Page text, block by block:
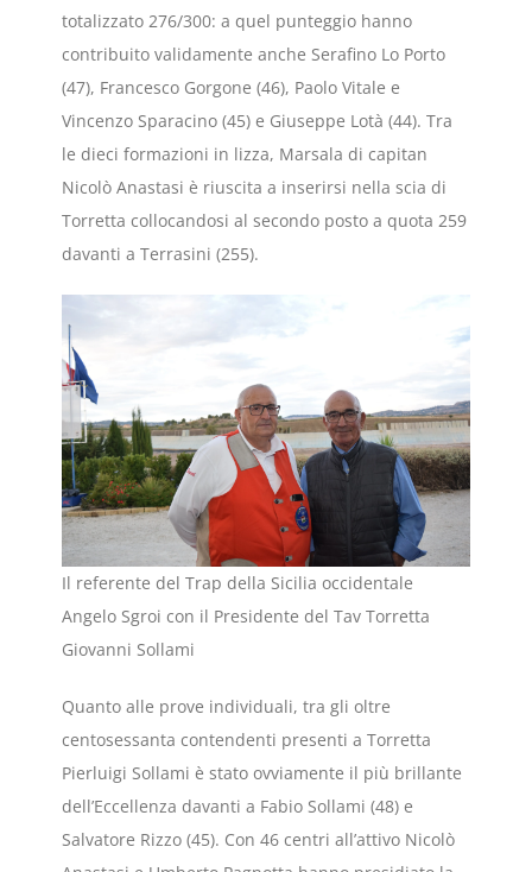
totalizzato 276/300: a quel punteggio hanno
contribuito validamente anche Serafino Lo Porto
(47), Francesco Gorgone (46), Paolo Vitale e
Vincenzo Sparacino (45) e Giuseppe Lotà (44). Tra
le dieci formazioni in lizza, Marsala di capitan
Nicolò Anastasi è riuscita a inserirsi nella scia di
Torretta collocandosi al secondo posto a quota 259
davanti a Terrasini (255).
Il referente del Trap della Sicilia occidentale
Angelo Sgroi con il Presidente del Tav Torretta
Giovanni Sollami
Quanto alle prove individuali, tra gli oltre
centosessanta contendenti presenti a Torretta
Pierluigi Sollami è stato ovviamente il più brillante
dell’Eccellenza davanti a Fabio Sollami (48) e
Salvatore Rizzo (45). Con 46 centri all’attivo Nicolò